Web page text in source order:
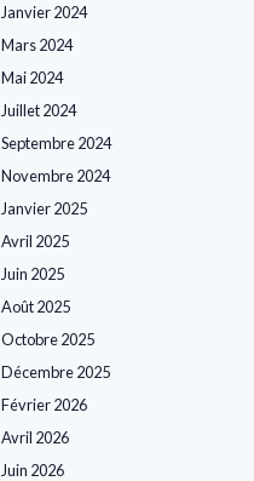
Janvier 2024
Mars 2024
Mai 2024
Juillet 2024
Septembre 2024
Novembre 2024
Janvier 2025
Avril 2025
Juin 2025
Août 2025
Octobre 2025
Décembre 2025
Février 2026
Avril 2026
Juin 2026